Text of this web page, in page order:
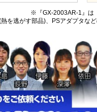
※『GX-2003AR-1』は
を逃がす部品)、PSアダプタな